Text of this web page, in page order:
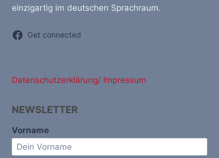
einzigartig im deutschen Sprachraum.
Get connected
Datenschutzerklärung/ Impressum
NEWSLETTER
Vorname